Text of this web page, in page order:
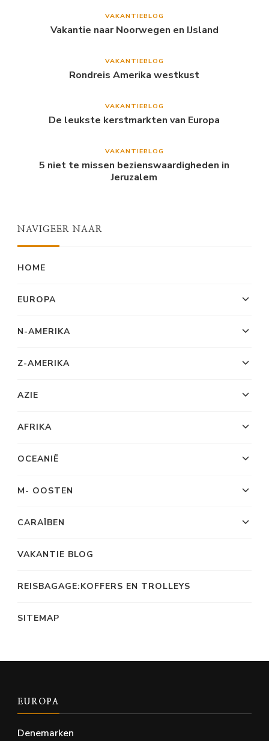
VAKANTIEBLOG
Vakantie naar Noorwegen en IJsland
VAKANTIEBLOG
Rondreis Amerika westkust
VAKANTIEBLOG
De leukste kerstmarkten van Europa
VAKANTIEBLOG
5 niet te missen bezienswaardigheden in
Jeruzalem
NAVIGEER NAAR
HOME
EUROPA
N-AMERIKA
Z-AMERIKA
AZIE
AFRIKA
OCEANIË
M- OOSTEN
CARAÏBEN
VAKANTIE BLOG
REISBAGAGE:KOFFERS EN TROLLEYS
SITEMAP
EUROPA
Denemarken